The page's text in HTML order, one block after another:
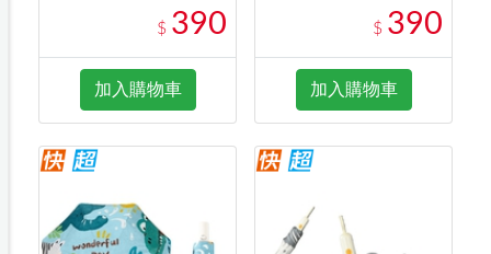
$ 390
加入購物車
$ 390
加入購物車